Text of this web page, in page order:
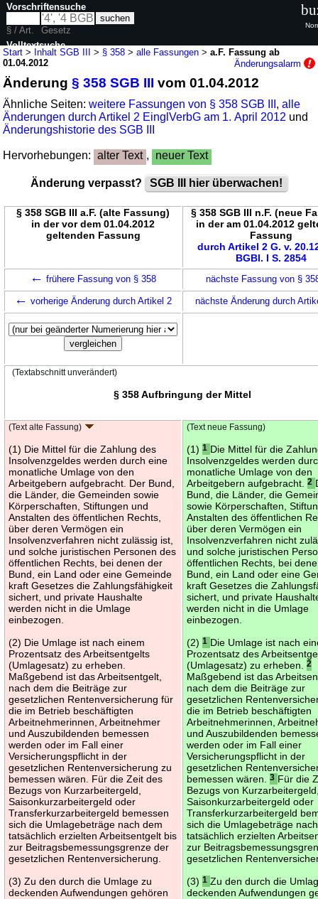
Start > Inhalt SGB III > § 358 >alle Fassungen >a.F. Fassung ab
01.04.2012
Änderungsalarm
Änderung§ 358 SGB III vom 01.04.2012
Ähnliche Seiten:weitere Fassungen von § 358 SGB III ,alle
Änderungen durch Artikel 2 EinglVerbG am 1. April 2012 und
Änderungshistorie des SGB III
Hervorhebungen: alter Text , neuer Text
Änderung verpasst? SGB III hier überwachen!
§ 358 SGB III a.F. (alte Fassung)
in der vor dem 01.04.2012
geltenden Fassung
§ 358 SGB III n.F. (neue
in der am 01.04.2012
Fassung
durch Artikel 2 G. v.
BGBl. I S. 2854
← frühere Fassung von § 358 nächste Fassung von §
← vorherige Änderung durch Artikel 2 nächste Änderung durch
(Textabschnitt unverändert)
§ 358 Aufbringung der Mittel
(Text alte Fassung)
(1) Die Mittel für die Zahlung des
Insolvenzgeldes werden durch eine
monatliche Umlage von den
Arbeitgebern aufgebracht. Der Bund,
die Länder, die Gemeinden sowie
Körperschaften, Stiftungen und
Anstalten des öffentlichen Rechts,
über deren Vermögen ein
Insolvenzverfahren nicht zulässig ist,
und solche juristischen Personen des
öffentlichen Rechts, bei denen der
Bund, ein Land oder eine Gemeinde
kraft Gesetzes die Zahlungsfähigkeit
sichert, und private Haushalte
werden nicht in die Umlage
einbezogen.
(2) Die Umlage ist nach einem
Prozentsatz des Arbeitsentgelts
(Umlagesatz) zu erheben.
Maßgebend ist das Arbeitsentgelt,
nach dem die Beiträge zur
gesetzlichen Rentenversicherung für
die im Betrieb beschäftigten
Arbeitnehmerinnen, Arbeitnehmer
und Auszubildenden bemessen
werden oder im Fall einer
Versicherungspflicht in der
gesetzlichen Rentenversicherung zu
bemessen wären. Für die Zeit des
Bezugs von Kurzarbeitergeld,
Saisonkurzarbeitergeld oder
Transferkurzarbeitergeld bemessen
sich die Umlagebeträge nach dem
tatsächlich erzielten Arbeitsentgelt bis
zur Beitragsbemessungsgrenze der
gesetzlichen Rentenversicherung.
(3) Zu den durch die Umlage zu
deckenden Aufwendungen gehören
(Text neue Fassung)
(1)1 Die Mittel für die
Insolvenzgeldes werden
monatliche Umlage von den
Arbeitgebern aufgebracht.2
Bund, die Länder, die
sowie Körperschaften,
Anstalten des öffentlichen
über deren Vermögen ein
Insolvenzverfahren nicht
und solche juristischen
öffentlichen Rechts, bei
Bund, ein Land oder eine
kraft Gesetzes die
sichert, und private
werden nicht in die Umlage
einbezogen.
(2)1 Die Umlage ist nach
Prozentsatz des
(Umlagesatz) zu erheben.2
Maßgebend ist das
nach dem die Beiträge zur
gesetzlichen
die im Betrieb beschäftigten
Arbeitnehmerinnen,
und Auszubildenden
werden oder im Fall einer
Versicherungspflicht in der
gesetzlichen
bemessen wären.3 Für die
Bezugs von
Saisonkurzarbeitergeld oder
Transferkurzarbeitergeld
sich die Umlagebeträge
tatsächlich erzielten
zur
gesetzlichen
(3)1 Zu den durch die
deckenden Aufwendungen
Vorschriftensuche
§ / Art.
Gesetz
Volltextsuche